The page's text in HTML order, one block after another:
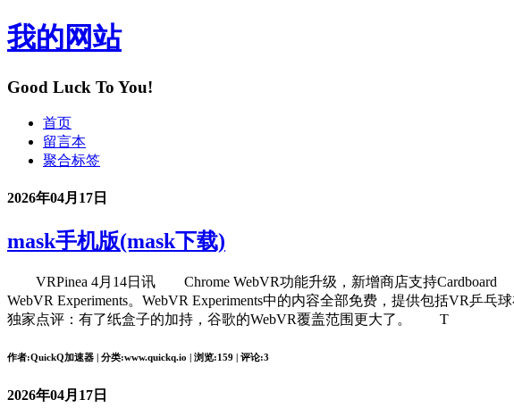
我的网站
Good Luck To You!
首页
留言本
聚合标签
2026年04月17日
mask手机版(mask下载)
VRPinea 4月14日讯 Chrome WebVR功能升级，新增商店支持Cardboard
WebVR Experiments。WebVR Experiments中的内容全部免费，提供包括VR
独家点评：有了纸盒子的加持，谷歌的WebVR覆盖范围更大了。 T
作者:QuickQ加速器 | 分类:www.quickq.io | 浏览:159 | 评论:3
2026年04月17日